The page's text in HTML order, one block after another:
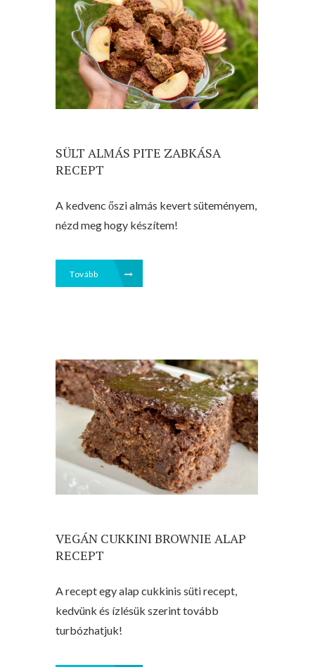
SÜLT ALMÁS PITE ZABKÁSA
RECEPT
A kedvenc őszi almás kevert süteményem,
nézd meg hogy készítem!
Tovább
VEGÁN CUKKINI BROWNIE ALAP
RECEPT
A recept egy alap cukkinis süti recept,
kedvünk és ízlésük szerint tovább
turbózhatjuk!